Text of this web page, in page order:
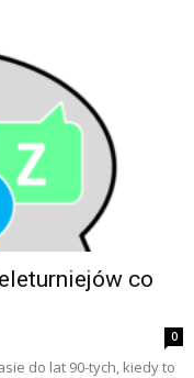
co
0
do lat 90-tych, kiedy to